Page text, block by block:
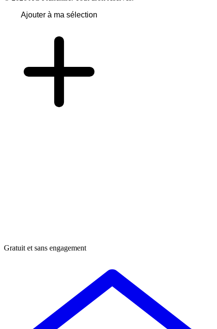
Ajouter à ma sélection
Gratuit et sans engagement